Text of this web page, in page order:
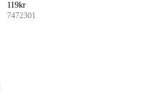
119kr
7472301